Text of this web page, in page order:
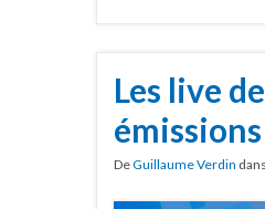
Les live
DeGuillaume Verdin